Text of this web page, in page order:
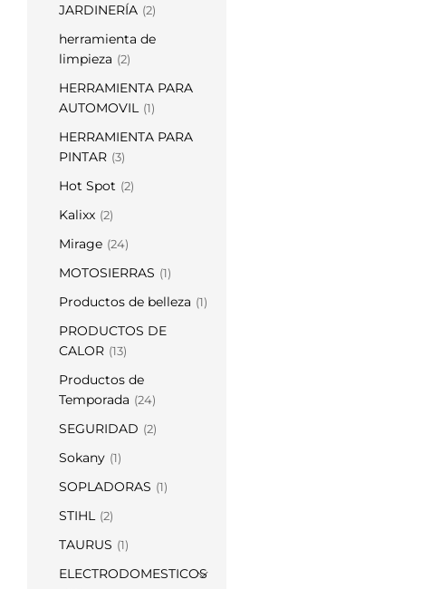
JARDINERÍA (2)
herramienta de
limpieza (2)
HERRAMIENTA PARA
AUTOMOVIL (1)
HERRAMIENTA PARA
PINTAR (3)
Hot Spot (2)
Kalixx (2)
Mirage (24)
MOTOSIERRAS (1)
Productos de belleza (1)
PRODUCTOS DE
CALOR (13)
Productos de
Temporada (24)
SEGURIDAD (2)
Sokany (1)
SOPLADORAS (1)
STIHL (2)
TAURUS (1)
ELECTRODOMESTICOS